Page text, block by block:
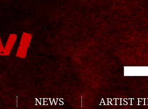
NEWS ARTIST